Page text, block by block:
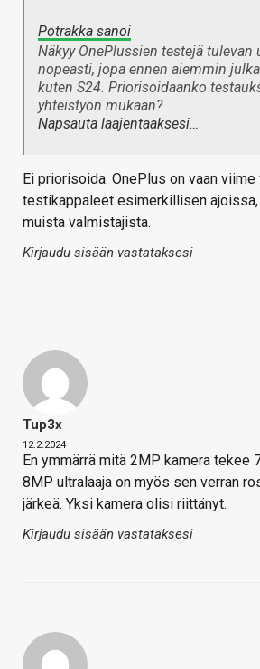
Potrakka sanoi
Näkyy OnePlussien testejä tulevan
nopeasti, jopa ennen aiemmin
kuten S24. Priorisoidaanko
yhteistyön mukaan?
Napsauta laajentaaksesi…
Ei priorisoida. OnePlus on vaan
testikappaleet esimerkillisen
muista valmistajista.
Kirjaudu sisään vastataksesi
Tup3x
12.2.2024
En ymmärrä mitä 2MP kamera tekee
8MP ultralaaja on myös sen verran
järkeä. Yksi kamera olisi riittänyt.
Kirjaudu sisään vastataksesi